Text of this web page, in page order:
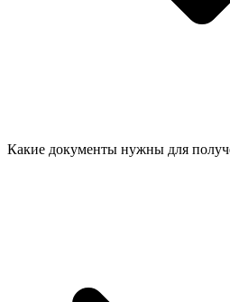
Какие документы нужны для